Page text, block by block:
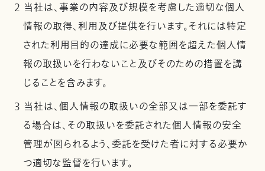
2 当社は、事業の内容及び規模を考慮した適切な個人
情報の取得、利用及び提供を行います。それには特定
された利用目的の達成に必要な範囲を超えた個人情
報の取扱いを行わないこと及びそのための措置を講
じることを含みます。
3 当社は、個人情報の取扱いの全部又は一部を委託す
る場合は、その取扱いを委託された個人情報の安全
管理が図られるよう、委託を受けた者に対する必要か
つ適切な監督を行います。